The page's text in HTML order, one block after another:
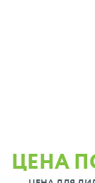
ЦЕНА